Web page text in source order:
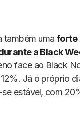
também uma forte
a Black
face ao Black
Já o próprio
se estável, com